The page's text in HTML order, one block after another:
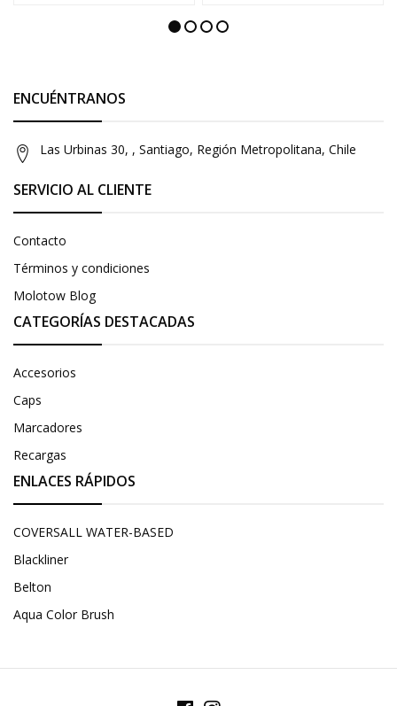
ENCUÉNTRANOS
Las Urbinas 30, , Santiago, Región Metropolitana, Chile
SERVICIO AL CLIENTE
Contacto
Términos y condiciones
Molotow Blog
CATEGORÍAS DESTACADAS
Accesorios
Caps
Marcadores
Recargas
ENLACES RÁPIDOS
COVERSALL WATER-BASED
Blackliner
Belton
Aqua Color Brush